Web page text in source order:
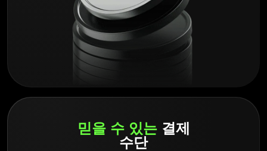
믿을 수 있는결제
수단